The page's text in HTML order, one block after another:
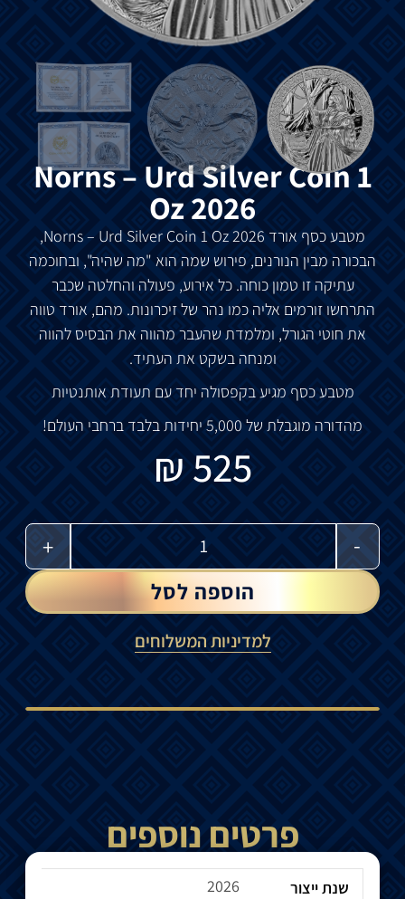
Norns – Urd Silver Coin 1
Oz 2026
מטבע כסף אורד
Norns – Urd Silver Coin 1 Oz 2026,
הבכורה מבין הנורנים, פירוש שמה הוא "מה שהיה", ובחוכמה
עתיקה זו טמון כוחה. כל אירוע, פעולה והחלטה שכבר
התרחשו זורמים אליה כמו נהר של זיכרונות. מהם, אורד טווה
את חוטי הגורל, ומלמדת שהעבר מהווה את הבסיס להווה
ומנחה בשקט את העתיד.
מטבע כסף מגיע בקפסולה יחד עם תעודת אותנטיות
מהדורה מוגבלת של 5,000 יחידות בלבד ברחבי העולם!
525
₪
-
+
הוספה לסל
למדיניות המשלוחים
פרטים נוספים
שנת ייצור
2026